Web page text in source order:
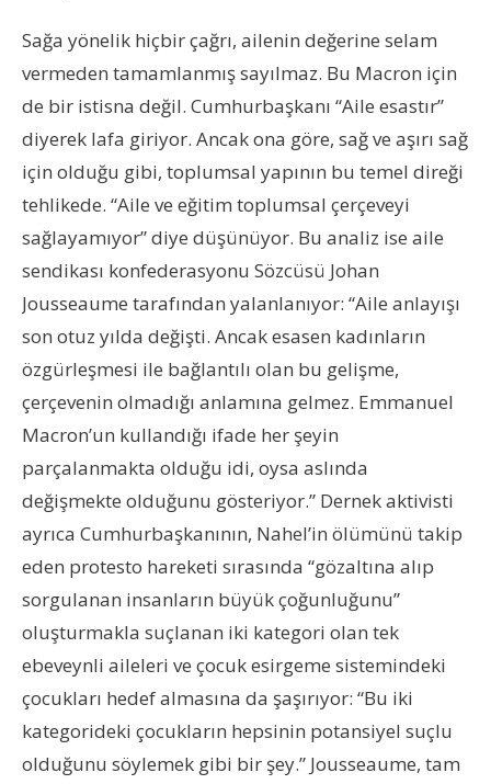
Sağa yönelik hiçbir çağrı, ailenin değerine selam
vermeden tamamlanmış sayılmaz. Bu Macron için
de bir istisna değil. Cumhurbaşkanı “Aile esastır”
diyerek lafa giriyor. Ancak ona göre, sağ ve aşırı sağ
için olduğu gibi, toplumsal yapının bu temel direği
tehlikede. “Aile ve eğitim toplumsal çerçeveyi
sağlayamıyor” diye düşünüyor. Bu analiz ise aile
sendikası konfederasyonu Sözcüsü Johan
Jousseaume tarafından yalanlanıyor: “Aile anlayışı
son otuz yılda değişti. Ancak esasen kadınların
özgürleşmesi ile bağlantılı olan bu gelişme,
çerçevenin olmadığı anlamına gelmez. Emmanuel
Macron’un kullandığı ifade her şeyin
parçalanmakta olduğu idi, oysa aslında
değişmekte olduğunu gösteriyor.” Dernek aktivisti
ayrıca Cumhurbaşkanının, Nahel’in ölümünü takip
eden protesto hareketi sırasında “gözaltına alıp
sorgulanan insanların büyük çoğunluğunu”
oluşturmakla suçlanan iki kategori olan tek
ebeveynli aileleri ve çocuk esirgeme sistemindeki
çocukları hedef almasına da şaşırıyor: “Bu iki
kategorideki çocukların hepsinin potansiyel suçlu
olduğunu söylemek gibi bir şey.” Jousseaume, tam